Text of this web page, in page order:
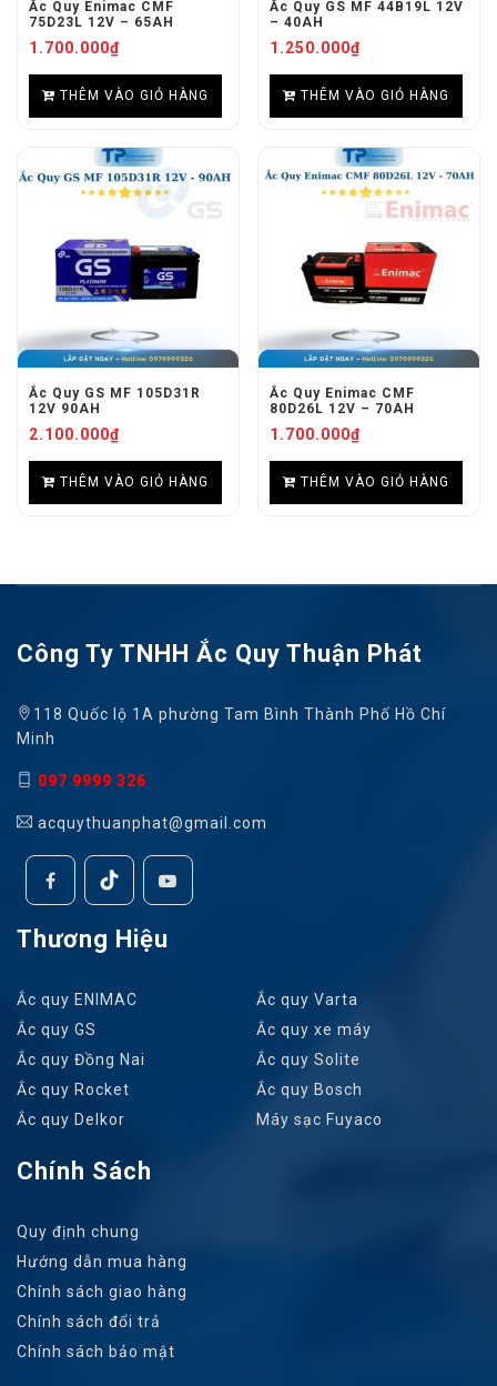
Ắc Quy Enimac CMF
75D23L 12V – 65AH
1.700.000₫
THÊM VÀO GIỎ HÀNG
Ắc Quy GS MF 44B19L 12V
– 40AH
1.250.000₫
THÊM VÀO GIỎ HÀNG
Ắc Quy GS MF 105D31R
12V 90AH
2.100.000₫
THÊM VÀO GIỎ HÀNG
Ắc Quy Enimac CMF
80D26L 12V – 70AH
1.700.000₫
THÊM VÀO GIỎ HÀNG
Công Ty TNHH Ắc Quy Thuận Phát
118 Quốc lộ 1A phường Tam Bình Thành Phố Hồ Chí
Minh
097 9999 326
acquythuanphat@gmail.com
Thương Hiệu
Ắc quy ENIMAC
Ắc quy GS
Ắc quy Đồng Nai
Ắc quy Rocket
Ắc quy Delkor
Ắc quy Varta
Ắc quy xe máy
Ắc quy Solite
Ắc quy Bosch
Máy sạc Fuyaco
Chính Sách
Quy định chung
Hướng dẫn mua hàng
Chính sách giao hàng
Chính sách đổi trả
Chính sách bảo mật